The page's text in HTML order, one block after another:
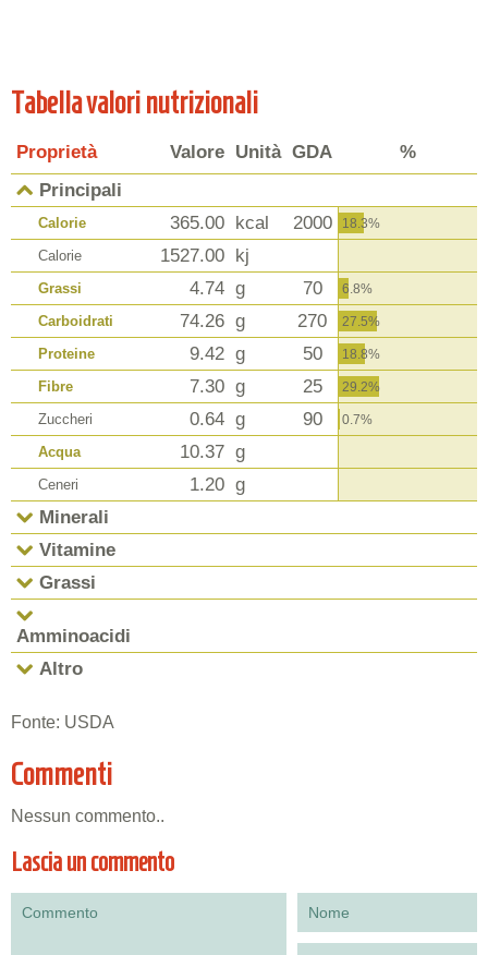
Tabella valori nutrizionali
Proprietà Valore Unità GDA
%
Principali
Calorie 365.00 kcal 2000 18.3%
Calorie 1527.00 kj
Grassi 4.74 g 70 6.8%
Carboidrati 74.26 g 270 27.5%
Proteine 9.42 g 50 18.8%
Fibre 7.30 g 25 29.2%
Zuccheri 0.64 g 90 0.7%
Acqua 10.37 g
Ceneri 1.20 g
Minerali
Vitamine
Grassi
Amminoacidi
Altro
Fonte: USDA
Commenti
Nessun commento..
Lascia un commento